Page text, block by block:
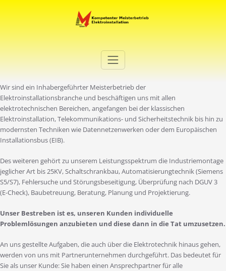
Elektro Martini
Wir sind ein Inhabergeführter Meisterbetrieb der
Elektroinstallationsbranche und beschäftigen uns mit allen
elektrotechnischen Bereichen, angefangen bei der klassischen
Elektroinstallation, Telekommunikations- und Sicherheitstechnik bis hin zu
modernsten Techniken wie Datennetzenwerken oder dem Europäischen
Installationsbus (EIB).
Des weiteren gehört zu unserem Leistungsspektrum die Industriemontage
jeglicher Art bis 25KV, Schaltschrankbau, Automatisierungtechnik (Siemens
S5/S7), Fehlersuche und Störungsbeseitigung, Überprüfung nach DGUV 3
(E-Check), Baubetreuung, Beratung, Planung und Projektierung.
Unser Bestreben ist es, unseren Kunden individuelle
Problemlösungen anzubieten und diese dann in die Tat umzusetzen.
An uns gestellte Aufgaben, die auch über die Elektrotechnik hinaus gehen,
werden von uns mit Partnerunternehmen durchgeführt. Das bedeutet für
Sie als unser Kunde: Sie haben einen Ansprechpartner für alle